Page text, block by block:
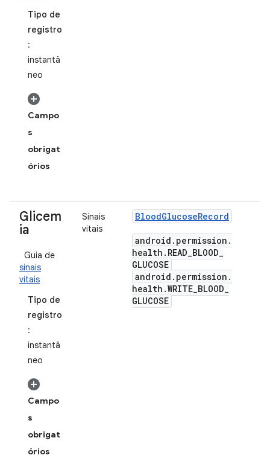
Tipo de
registro
:
instantâ
neo
Campo
s
obrigat
órios
Glicem
ia
Guia de
sinais
vitais
Tipo de
registro
:
instantâ
neo
Campo
s
obrigat
órios
Sinais
vitais
BloodGlucoseRecord
android . permission .
health . READ_BLOOD_
GLUCOSE
android . permission .
health .WRITE_BLOOD_
GLUCOSE